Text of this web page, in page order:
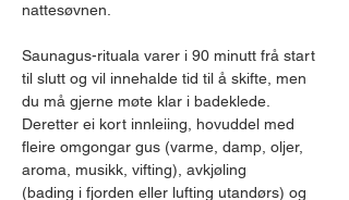
nattesøvnen.
Saunagus-rituala varer i 90 minutt frå start
til slutt og vil innehalde tid til å skifte, men
du må gjerne møte klar i badeklede.
Deretter ei kort innleiing, hovuddel med
fleire omgongar gus (varme, damp, oljer,
aroma, musikk, vifting), avkjøling
(bading i fjorden eller lufting utandørs) og